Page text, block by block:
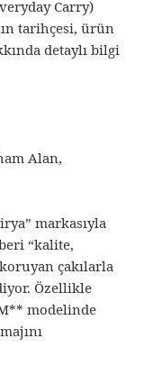
Carry)
tarihçesi, ürün
detaylı bilgi
Alan,
markasıyla
“kalite,
çakılarla
Özellikle
modelinde